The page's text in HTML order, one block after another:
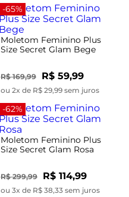
-65%
Moletom Feminino Plus
Size Secret Glam Bege
R$ 169,99 R$ 59,99
ou 2x de R$ 29,99 sem juros
-62%
Moletom Feminino Plus
Size Secret Glam Rosa
R$ 299,99 R$ 114,99
ou 3x de R$ 38,33 sem juros